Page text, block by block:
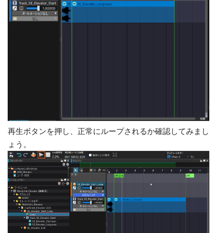
再生ボタンを押し、正常にループされるか確認してみまし
ょう。